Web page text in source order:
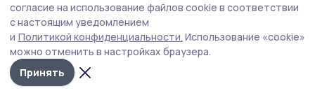
согласие на использование файлов cookie в соответствии
с настоящим уведомлением
и Политикой конфиденциальности. Использование «cookie»
можно отменить в настройках браузера.
Принять